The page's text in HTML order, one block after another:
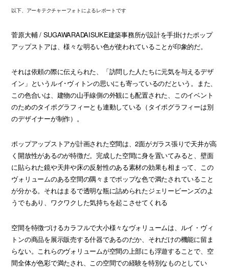
以下、アーキテクチャーフォトによるレポートです
菅原大輔 / SUGAWARADAISUKE建築事務所が設計を手掛けたポップ
アップストアは、様々な明るい色が使われていることが印象的だ。
それは依頼の際に伝えられた、「訪問した人たちに元気を与えるデザ
イン」というルイ･ヴィトンの思いにも寄っているのだという。また、
この色合いは、建物の山手線側の外観にも配置された、このイベント
のためのタイポグラフィーとも連動している（タイポグラフィーは別
のデザイナーが制作）。
ポップアップストアが計画された空間は、2面がガラス張りで天井が高
く開放性があるのが特徴だ。完成した空間に身を置いてみると、壁面
に貼られた鏡や天井や床の反射性のある素材の効果も相まって、この
ヴォリュームのある空間の隅々までポップな色で満たされていること
が分かる。それはまるで透明な瓶に詰められたジェリービーンズのよ
うでもあり、ワクワクした気持ちを起こさせてくれる
空間を特徴づけるカラフルで大小様々なヴォリュームは、ルイ・ヴィ
トンの商品を展示販売する什器であるのだか、それだけの機能に留ま
らない。これらのヴォリュームが空間の上部にも浮遊することで、空
間全体が色彩で満たされ、この空間での経験を特別なものとしてい